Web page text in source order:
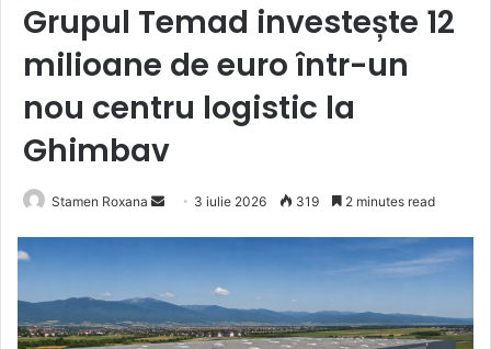
Grupul Temad investește 12
milioane de euro într-un
nou centru logistic la
Ghimbav
Stamen Roxana
Send 3 iulie 2026 319 2 minutes read